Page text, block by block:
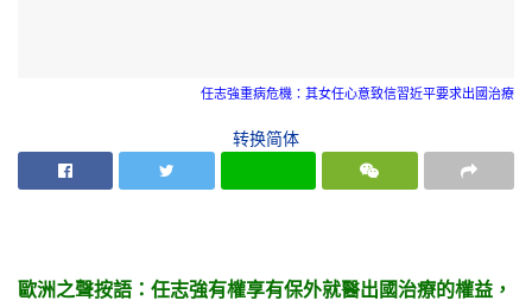
任志強重病危機：其女任心意致信習近平要求出國治療
转换简体
歐洲之聲按語：任志強有權享有保外就醫出國治療的權益，